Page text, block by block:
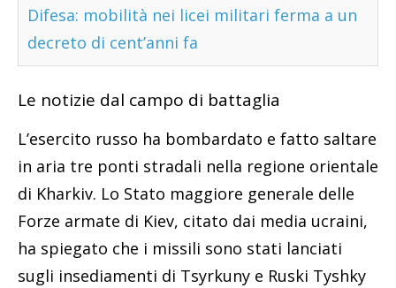
Difesa: mobilità nei licei militari ferma a un
decreto di cent’anni fa
Le notizie dal campo di battaglia
L’esercito russo ha bombardato e fatto saltare
in aria tre ponti stradali nella regione orientale
di Kharkiv. Lo Stato maggiore generale delle
Forze armate di Kiev, citato dai media ucraini,
ha spiegato che i missili sono stati lanciati
sugli insediamenti di Tsyrkuny e Ruski Tyshky